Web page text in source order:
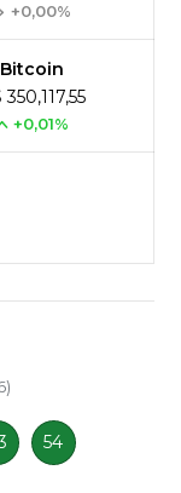
+0,00%
Bitcoin
350,117,55
+0,01%
54